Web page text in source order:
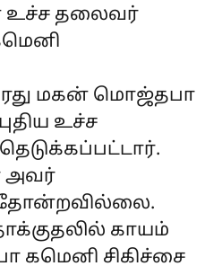
உச்ச தலைவர்
மகன் மொஜ்தபா
உச்ச
அவர்
தோன்றவில்லை.
காயம்
சிகிச்சை